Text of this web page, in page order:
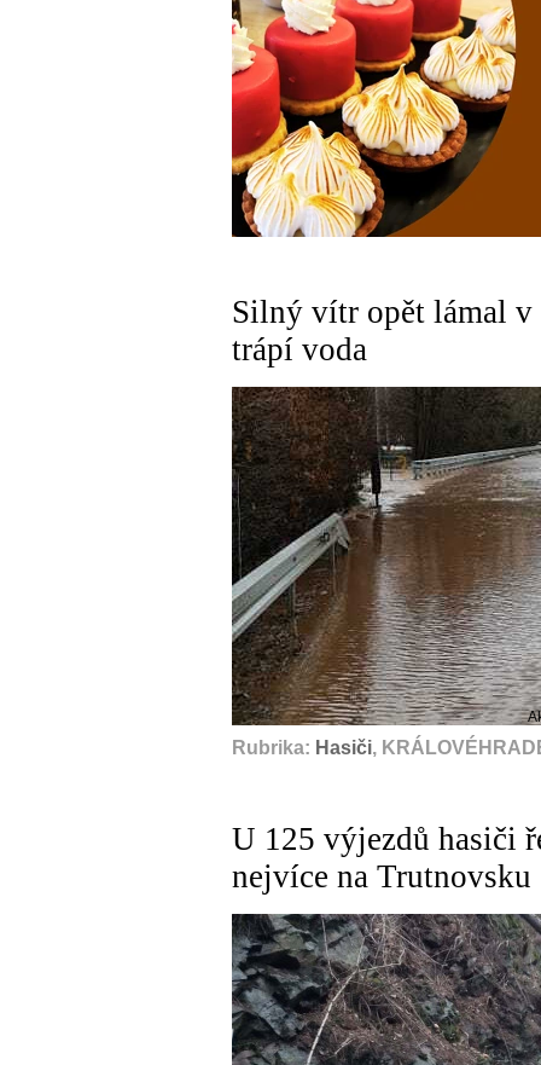
Silný vítr opět lámal v
trápí voda
Rubrika: Hasiči,
U 125 výjezdů hasiči
nejvíce na Trutnovsku